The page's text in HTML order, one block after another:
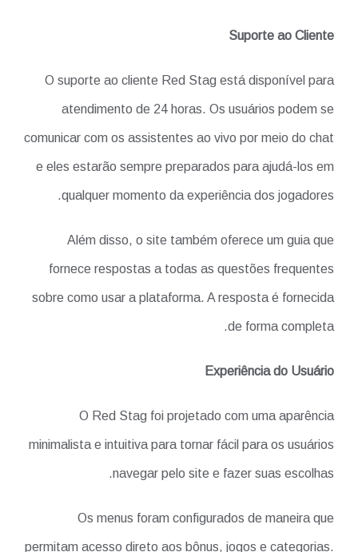
Suporte ao Cliente
O suporte ao cliente Red Stag está disponível para
atendimento de 24 horas. Os usuários podem se
comunicar com os assistentes ao vivo por meio do chat
e eles estarão sempre preparados para ajudá-los em
qualquer momento da experiência dos jogadores.
Além disso, o site também oferece um guia que
fornece respostas a todas as questões frequentes
sobre como usar a plataforma. A resposta é fornecida
de forma completa.
Experiência do Usuário
O Red Stag foi projetado com uma aparência
minimalista e intuitiva para tornar fácil para os usuários
navegar pelo site e fazer suas escolhas.
Os menus foram configurados de maneira que
permitam acesso direto aos bônus, jogos e categorias.